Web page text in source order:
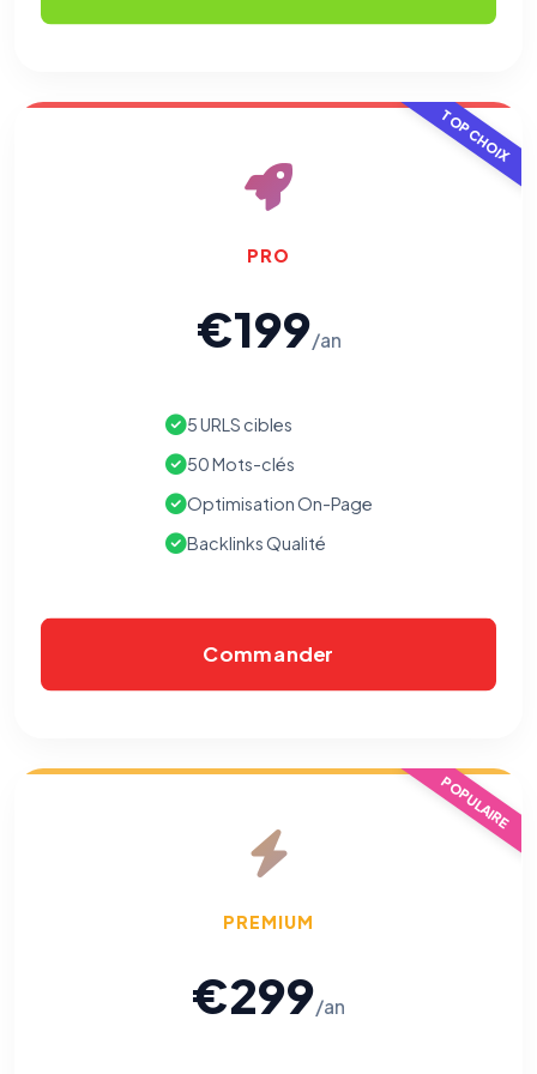
TOP CHOIX
PRO
€199/an
5 URLS cibles
50 Mots-clés
Optimisation On-Page
Backlinks Qualité
Commander
POPULAIRE
PREMIUM
€299/an